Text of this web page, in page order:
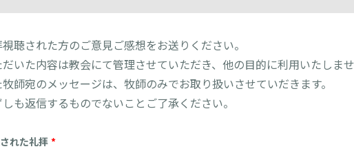
聴された方のご意見ご感想をお送りください。
だいた内容は教会にて管理させていただき、他の目的に利用いたしま
牧師宛のメッセージは、牧師のみでお取り扱いさせていだきます。
も返信するものでないことご了承ください。
れた礼拝 *